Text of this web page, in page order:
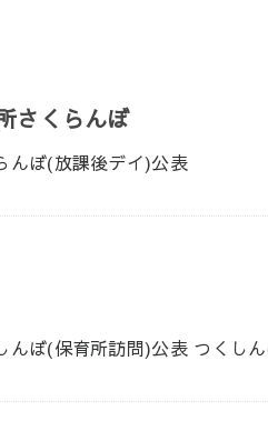
さくらんぼ
んぼ(放課後デイ)公表
んぼ(保育所訪問)公表 つくし